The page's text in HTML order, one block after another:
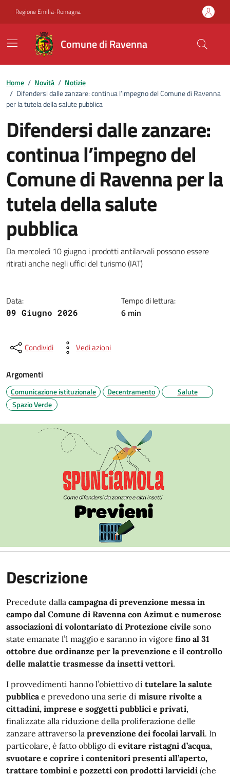
Regione Emilia-Romagna
Comune di Ravenna
Home / Novità / Notizie
/ Difendersi dalle zanzare: continua l’impegno del Comune di Ravenna
per la tutela della salute pubblica
Difendersi dalle zanzare:
continua l’impegno del
Comune di Ravenna per la
tutela della salute
pubblica
Dettagli della notizia
Da mercoledì 10 giugno i prodotti antilarvali possono essere
ritirati anche negli uffici del turismo (IAT)
Data:
09 Giugno 2026
Tempo di lettura:
6 min
Condividi Vedi azioni
Argomenti
Comunicazione istituzionale Decentramento
Salute
Spazio Verde
Descrizione
Precedute dalla campagna di prevenzione messa in
campo dal Comune di Ravenna con Azimut e numerose
associazioni di volontariato di Protezione civile sono
state emanate l’1 maggio e saranno in vigore fino al 31
ottobre due ordinanze per la prevenzione e il controllo
delle malattie trasmesse da insetti vettori.
I provvedimenti hanno l’obiettivo di tutelare la salute
pubblicae prevedono una serie di misure rivolte a
cittadini, imprese e soggetti pubblici e privati,
finalizzate alla riduzione della proliferazione delle
zanzare attraverso la prevenzione dei focolai larvali. In
particolare, è fatto obbligo di evitare ristagni d’acqua,
svuotare e coprire i contenitori presenti all’aperto,
trattare tombini e pozzetti con prodotti larvicidi (che